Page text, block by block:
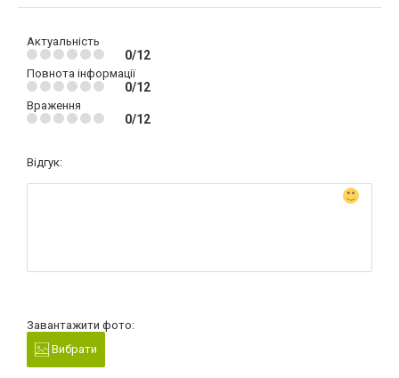
Актуальність
0/12
Повнота інформації
0/12
Враження
0/12
Відгук:
Завантажити фото:
Вибрати